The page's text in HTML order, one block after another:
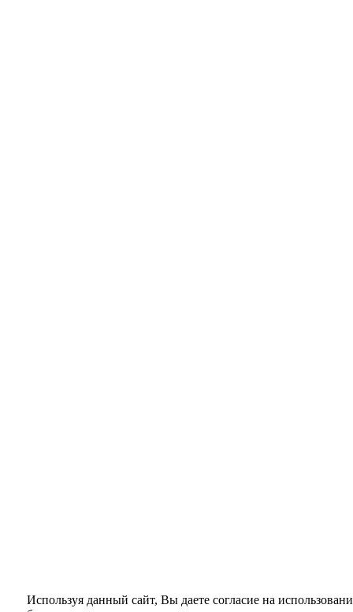
Используя данный сайт, Вы даете согласие на